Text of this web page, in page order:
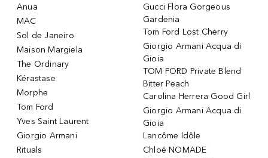
Anua
MAC
Sol de Janeiro
Maison Margiela
The Ordinary
Kérastase
Morphe
Tom Ford
Yves Saint Laurent
Giorgio Armani
Rituals
Gucci Flora Gorgeous
Gardenia
Tom Ford Lost Cherry
Giorgio Armani Acqua di
Gioia
TOM FORD Private Blend
Bitter Peach
Carolina Herrera Good Girl
Giorgio Armani Acqua di
Gioia
Lancôme Idôle
Chloé NOMADE